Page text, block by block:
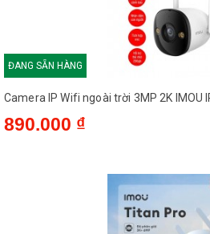
Nguồn điện
ĐANG SẴN HÀNG
Camera IP Wifi ngoài trời 3MP 2K IMOU
890.000 ₫